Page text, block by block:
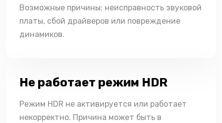
Возможные причины: неисправность звуковой
платы, сбой драйверов или повреждение
динамиков.
Не работает режим HDR
Режим HDR не активируется или работает
некорректно. Причина может быть в